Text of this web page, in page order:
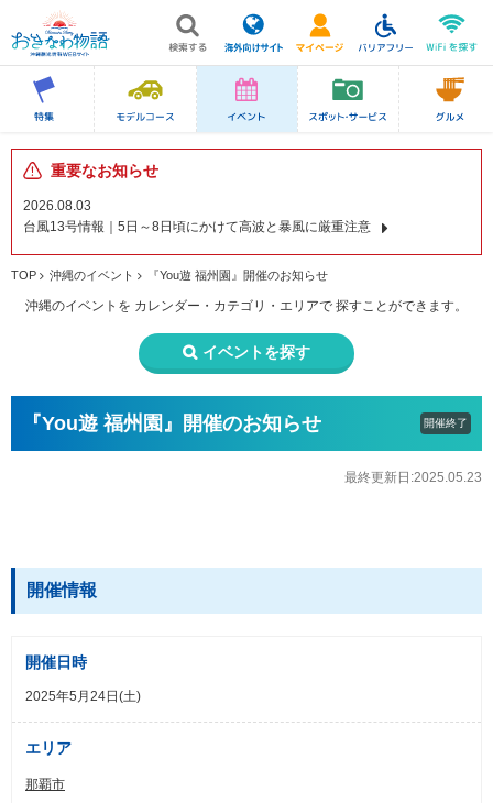
重要なお知らせ
2026.08.03
台風13号情報｜5日～8日頃にかけて高波と暴風に厳重注意
TOP 沖縄のイベント 『You遊 福州園』開催のお知らせ
沖縄のイベントを カレンダー・カテゴリ・エリアで 探すことができます。
イベントを探す
『You遊 福州園』開催のお知らせ 開催終了
最終更新日:2025.05.23
開催情報
開催日時
2025年5月24日(土)
エリア
那覇市